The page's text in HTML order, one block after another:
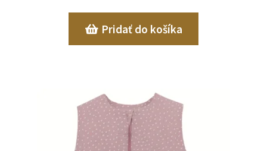
Pridať do košíka